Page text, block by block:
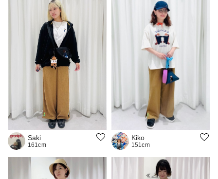
Saki
161cm
Kiko
151cm